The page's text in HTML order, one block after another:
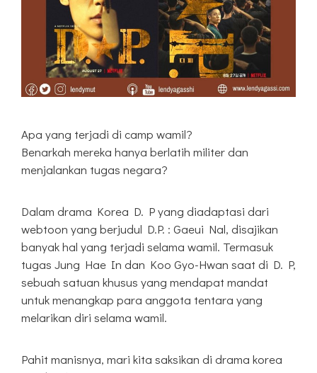
Apa yang terjadi di camp wamil?
Benarkah mereka hanya berlatih militer dan
menjalankan tugas negara?
Dalam drama Korea D. P yang diadaptasi dari
webtoon yang berjudul D.P. : Gaeui Nal, disajikan
banyak hal yang terjadi selama wamil. Termasuk
tugas Jung Hae In dan Koo Gyo-Hwan saat di D. P,
sebuah satuan khusus yang mendapat mandat
untuk menangkap para anggota tentara yang
melarikan diri selama wamil.
Pahit manisnya, mari kita saksikan di drama korea